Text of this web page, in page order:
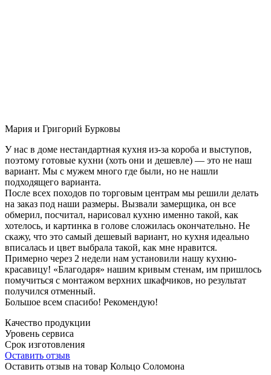
Мария и Григорий Бурковы
У нас в доме нестандартная кухня из-за короба и выступов,
поэтому готовые кухни (хоть они и дешевле) — это не наш
вариант. Мы с мужем много где были, но не нашли
подходящего варианта.
После всех походов по торговым центрам мы решили делать
на заказ под наши размеры. Вызвали замерщика, он все
обмерил, посчитал, нарисовал кухню именно такой, как
хотелось, и картинка в голове сложилась окончательно. Не
скажу, что это самый дешевый вариант, но кухня идеально
вписалась и цвет выбрала такой, как мне нравится.
Примерно через 2 недели нам установили нашу кухню-
красавицу! «Благодаря» нашим кривым стенам, им пришлось
помучиться с монтажом верхних шкафчиков, но результат
получился отменный.
Большое всем спасибо! Рекомендую!
Качество продукции
Уровень сервиса
Срок изготовления
Оставить отзыв
Оставить отзыв на товар Кольцо Соломона